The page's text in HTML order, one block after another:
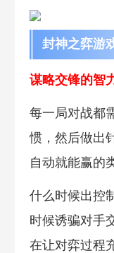
封神之弈游
谋略交锋的智
每一局对战都
惯，然后做出
自动就能赢的
什么时候出控
时候诱骗对手
在让对弈过程